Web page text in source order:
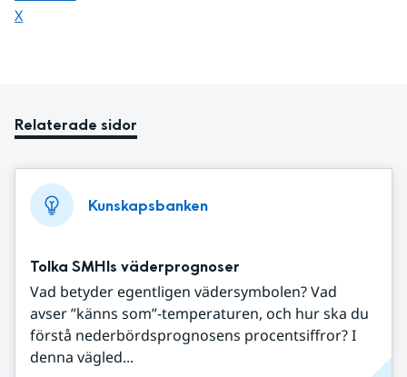
Dela sidan på
X
Relaterade sidor
Kunskapsbanken
Tolka SMHIs väderprognoser
Vad betyder egentligen vädersymbolen? Vad
avser ”känns som”-temperaturen, och hur ska du
förstå nederbördsprognosens procentsiffror? I
denna vägled...